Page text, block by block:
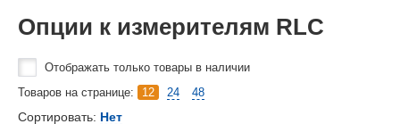
Опции к измерителям RLC
Отображать только товары в наличии
Товаров на странице:
12 24 48
Сортировать: Нет